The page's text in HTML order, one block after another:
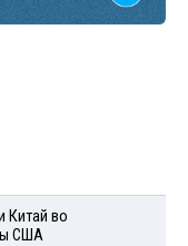
Китай во
США